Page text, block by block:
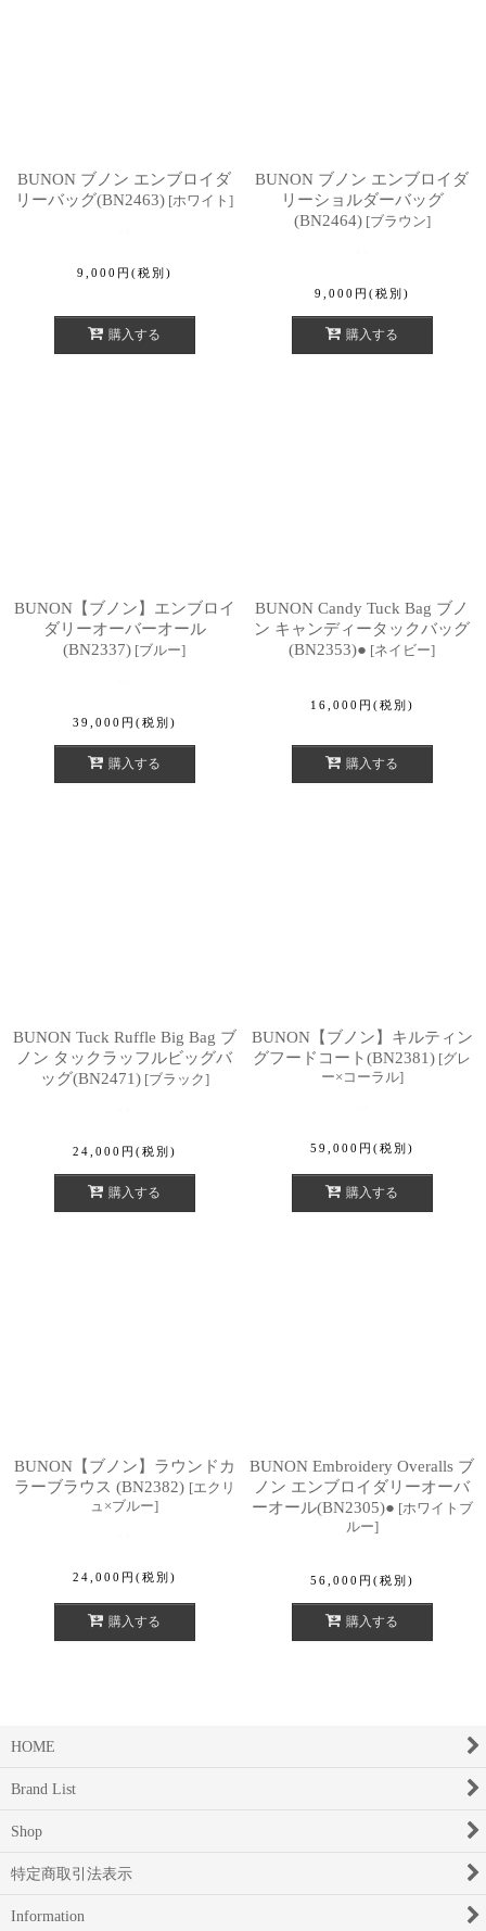
BUNON ブノン エンブロイダ
リーバッグ(BN2463) [ホワイト ]
9,000 円 (税別)
購入する
BUNON ブノン エンブロイダ
リーショルダーバッグ
(BN2464) [ブラウン]
9,000 円 (税別)
購入する
BUNON【ブノン】エンブロイ
ダリーオーバーオール
(BN2337) [ブルー]
39,000 円 (税別)
購入する
BUNON Candy Tuck Bag ブノ
ン キャンディータックバッグ
(BN2353)● [ネイビー]
16,000 円 (税別)
購入する
BUNON Tuck Ruffle Big Bag ブ
ノン タックラッフルビッグバ
ッグ(BN2471) [ブラック]
24,000 円 (税別)
購入する
BUNON【ブノン】キルティン
グフードコート(BN2381) [グレ
ー×コーラル]
59,000 円 (税別)
購入する
BUNON【ブノン】ラウンドカ
ラーブラウス (BN2382) [エクリ
ュ×ブルー]
24,000 円 (税別)
購入する
BUNON Embroidery Overalls ブ
ノン エンブロイダリーオーバ
ーオール(BN2305)● [ホワイトブ
ルー]
56,000 円 (税別)
購入する
HOME
Brand List
Shop
特定商取引法表示
Information